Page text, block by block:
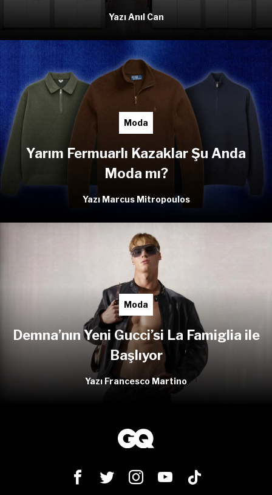
Yazı Anıl Can
Moda
Yarım Fermuarlı Kazaklar Şu Anda
Moda mı?
Yazı Marcus Mitropoulos
Moda
Demna’nın Yeni Gucci’si La Famiglia ile
Başlıyor
Yazı Francesco Martino